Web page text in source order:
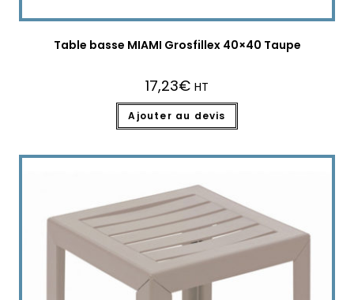
Table basse MIAMI Grosfillex 40×40 Taupe
17,23€ HT
Ajouter au devis